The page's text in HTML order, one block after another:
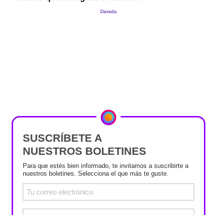
SUSCRÍBETE A
NUESTROS BOLETINES
Para que estés bien informado, te invitamos a suscribirte a
nuestros boletines. Selecciona el que más te guste.